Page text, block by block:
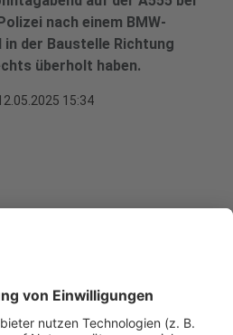
nach einem BMW-
in der Baustelle Richtung
überholt haben.
15:34
Unfall Gas
eines 5er BMW. Er soll am